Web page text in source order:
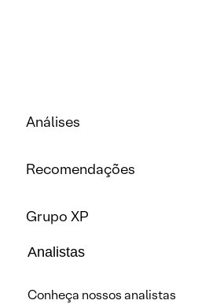
Análises
Recomendações
Grupo XP
Analistas
Conheça nossos analistas